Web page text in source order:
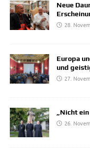
Neue
28.
Europa
und
27.
„Nicht
26.